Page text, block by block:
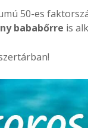
50-es
bababőrre is